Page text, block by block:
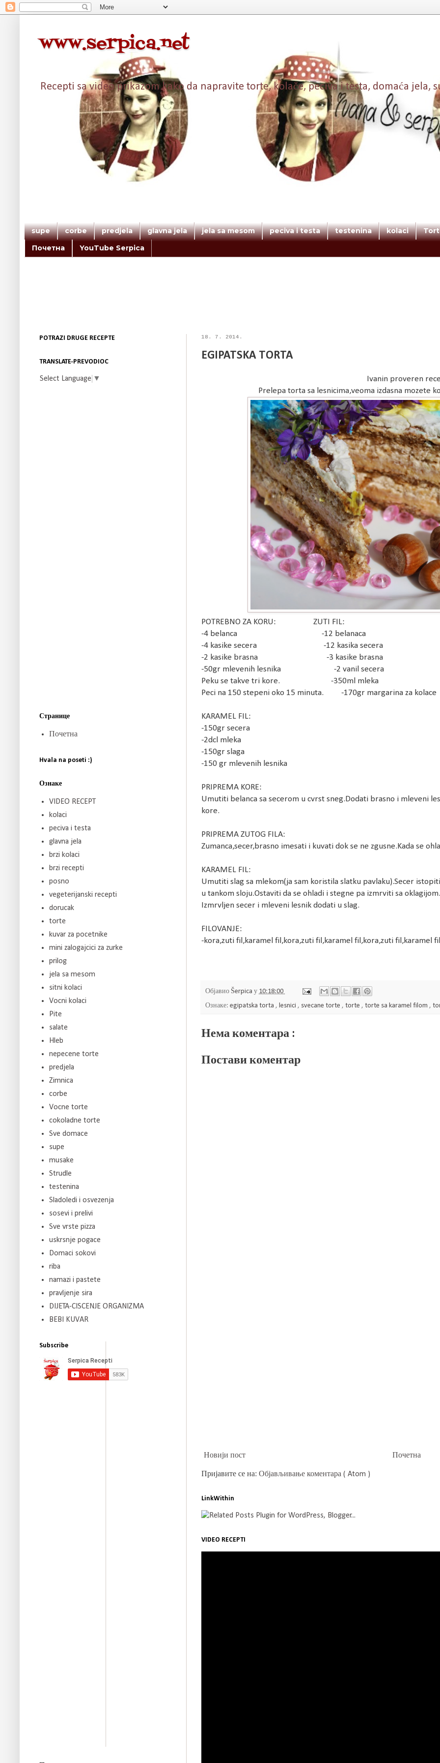
www.serpica.net
Recepti sa video prikazom kako da napravite torte, kolače, peciva i testa, domaća jela,
supe corbe predjela glavna jela jela sa mesom peciva i testa testenina kolaci
Почетна
YouTube Serpica
18. 7. 2014.
EGIPATSKA TORTA
Ivanin proveren
Prelepa torta sa lesnicima,veoma izdasna mozete
POTREBNO ZA KORU: ZUTI FIL:
-4 belanca -12 belanaca
-4 kasike secera -12 kasika secera
-2 kasike brasna -3 kasike brasna
-50gr mlevenih lesnika -2 vanil secera
Peku se takve tri kore. -350ml mleka
Peci na 150 stepeni oko 15 minuta. -170gr margarina za kolace
KARAMEL FIL:
-150gr secera
-2dcl mleka
-150gr slaga
-150 gr mlevenih lesnika
PRIPREMA KORE:
Umutiti belanca sa secerom u cvrst sneg.Dodati brasno i mleveni
kore.
PRIPREMA ZUTOG FILA:
Zumanca,secer,brasno imesati i kuvati dok se ne zgusne.Kada se
KARAMEL FIL:
Umutiti slag sa mlekom(ja sam koristila slatku pavlaku).Secer
u tankom sloju.Ostaviti da se ohladi i stegne pa izmrviti sa oklagijom.
Izmrvljen secer i mleveni lesnik dodati u slag.
FILOVANJE:
-kora,zuti fil,karamel fil,kora,zuti fil,karamel fil,kora,zuti fil,karamel
Објавио Šerpica у 10:18:00
Ознаке: egipatska torta , lesnici , svecane torte , torte , torte sa karamel filom ,
Нема коментара :
Постави коментар
Новији пост Почетна
Пријавите се на: Објављивање коментара ( Atom )
LinkWithin
VIDEO RECEPTI
POTRAZI DRUGE RECEPTE
TRANSLATE-PREVODIOC
Select Language ▼
Странице
Почетна
Hvala na poseti :)
Ознаке
VIDEO RECEPT
kolaci
peciva i testa
glavna jela
brzi kolaci
brzi recepti
posno
vegeterijanski recepti
dorucak
torte
kuvar za pocetnike
mini zalogajcici za zurke
prilog
jela sa mesom
sitni kolaci
Vocni kolaci
Pite
salate
Hleb
nepecene torte
predjela
Zimnica
corbe
Vocne torte
cokoladne torte
Sve domace
supe
musake
Strudle
testenina
Sladoledi i osvezenja
sosevi i prelivi
Sve vrste pizza
uskrsnje pogace
Domaci sokovi
riba
namazi i pastete
pravljenje sira
DIJETA-CISCENJE ORGANIZMA
BEBI KUVAR
Subscribe